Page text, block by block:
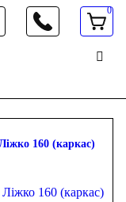
19 61
0
160 (каркас)